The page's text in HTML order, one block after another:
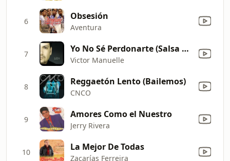
6 Obsesión
Aventura
7 Yo No Sé Perdonarte (Salsa Version)
Victor Manuelle
8 Reggaetón Lento (Bailemos)
CNCO
9 Amores Como el Nuestro
Jerry Rivera
10 La Mejor De Todas
Zacarías Ferreira